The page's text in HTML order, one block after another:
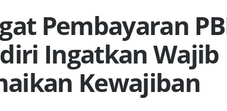
Pembayaran
Ingatkan Wajib
Kewajiban